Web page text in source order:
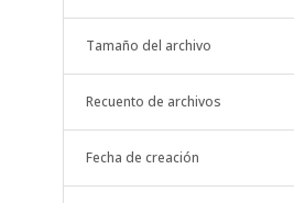
Tamaño del archivo
Recuento de archivos
Fecha de creación